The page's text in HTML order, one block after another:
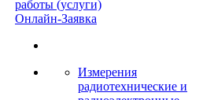
работы (услуги)
Онлайн-Заявка
Измерения
радиотехнические и